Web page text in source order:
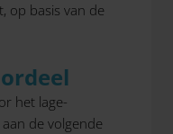
op basis van de
het lage-
de volgende